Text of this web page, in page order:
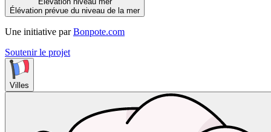
Élévation prévue du niveau de la mer
Une initiative par Bonpote.com
Soutenir le projet
Villes